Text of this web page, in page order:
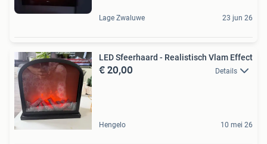
Lage Zwaluwe 23 jun 26
LED Sfeerhaard - Realistisch Vlam Effect
€ 20,00 Details
Hengelo 10 mei 26